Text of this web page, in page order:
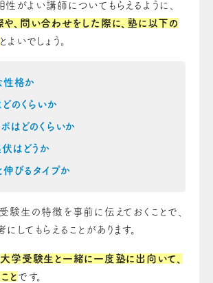
がよい講師についてもらえるように、
、問い合わせをした際に、塾に以下の
とよいでしょう。
性格か
のくらいか
はどのくらいか
はどうか
伸びるタイプか
験生の特徴を事前に伝えておくことで、
してもらえることがあります。
大学受験生と一緒に一度塾に出向いて、
と です。